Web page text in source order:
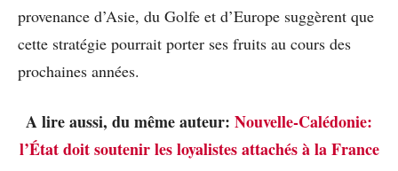
provenance d’Asie, du Golfe et d’Europe suggèrent que
cette stratégie pourrait porter ses fruits au cours des
prochaines années.
A lire aussi, du même auteur: Nouvelle-Calédonie:
l’État doit soutenir les loyalistes attachés à la France